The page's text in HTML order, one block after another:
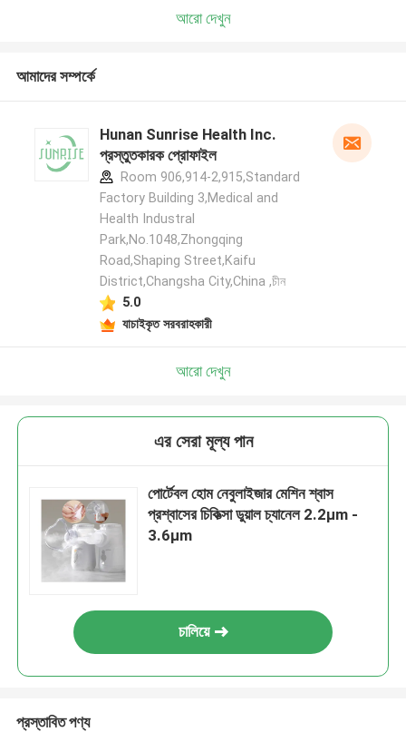
আরো দেখুন
আমাদের সম্পর্কে
Hunan Sunrise Health Inc.
প্রস্তুতকারক প্রোফাইল
Room 906,914-2,915,Standard
Factory Building 3,Medical and
Health Industral
Park,No.1048,Zhongqing
Road,Shaping Street,Kaifu
District,Changsha City,China ,চীন
5.0
যাচাইকৃত সরবরাহকারী
আরো দেখুন
এর সেরা মূল্য পান
পোর্টেবল হোম নেবুলাইজার মেশিন শ্বাস
প্রশ্বাসের চিকিত্সা ডুয়াল চ্যানেল 2.2μm -
3.6μm
চালিয়ে
প্রস্তাবিত পণ্য